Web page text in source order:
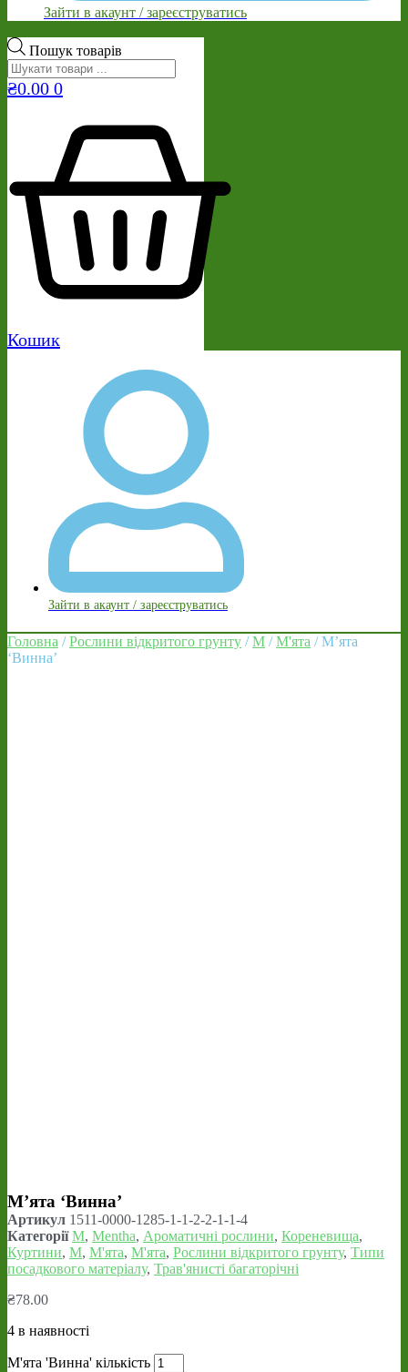
Зайти в акаунт / зареєструватись
Пошук товарів
₴0.00 0
Кошик
Зайти в акаунт / зареєструватись
Головна /Рослини відкритого грунту /М /М'ята / М’ята
‘Винна’
М’ята ‘Винна’
Артикул 1511-0000-1285-1-1-2-2-1-1-4
Категорії M, Mentha, Ароматичні рослини, Кореневища,
Куртини, М, М'ята, М'ята, Рослини відкритого грунту, Типи
посадкового матеріалу, Трав'янисті багаторічні
₴78.00
4 в наявності
М'ята 'Винна' кількість